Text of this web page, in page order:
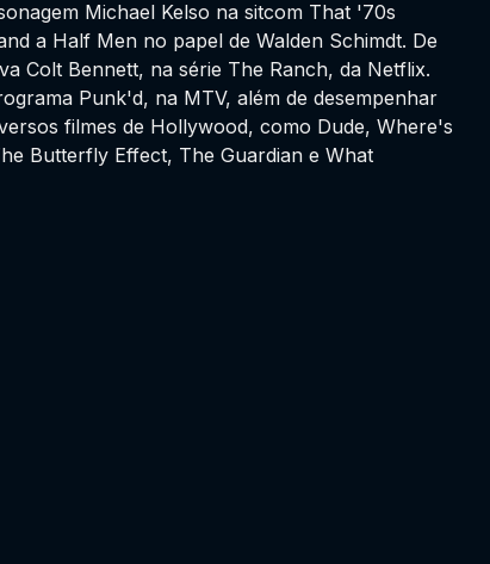
Michael Kelso na sitcom That '70s
a Half Men no papel de Walden Schimdt. De
Colt Bennett, na série The Ranch, da Netflix.
Punk'd, na MTV, além de desempenhar
filmes de Hollywood, como Dude, Where's
Butterfly Effect, The Guardian e What